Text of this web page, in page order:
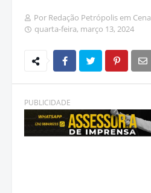
Por Redação Petrópolis em Cena
quarta-feira, março 13, 2024
PUBLICIDADE